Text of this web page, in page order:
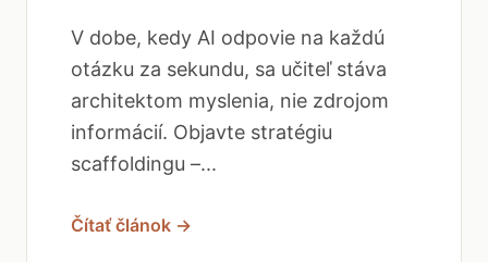
V dobe, kedy AI odpovie na každú
otázku za sekundu, sa učiteľ stáva
architektom myslenia, nie zdrojom
informácií. Objavte stratégiu
scaffoldingu –...
Čítať článok →